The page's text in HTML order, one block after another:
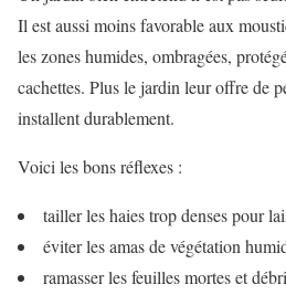
Il est aussi moins favorable aux
les zones humides, ombragées,
cachettes. Plus le jardin leur offre de
installent durablement.
Voici les bons réflexes :
tailler les haies trop denses pour
éviter les amas de végétation
ramasser les feuilles mortes et